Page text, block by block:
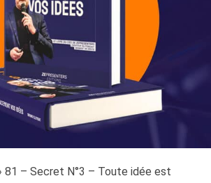
81 – Secret N°3 – Toute idée est